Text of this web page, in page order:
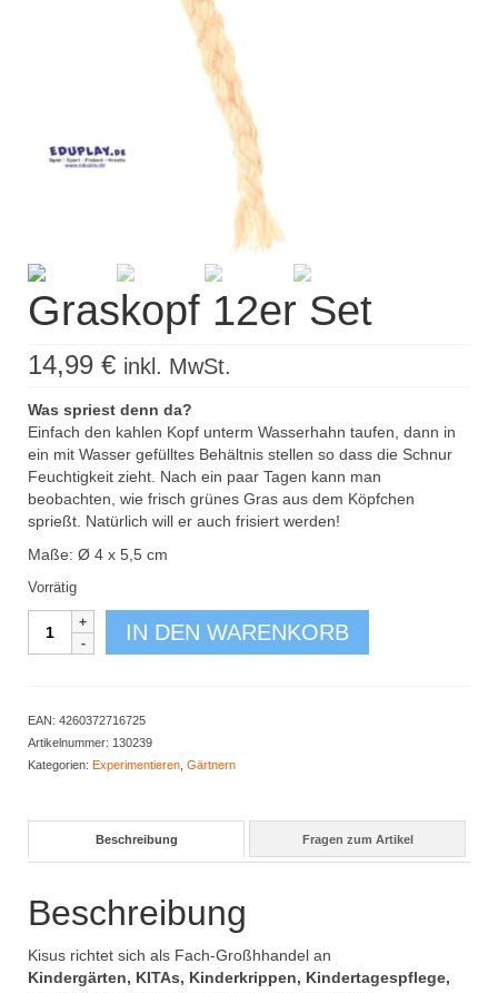
Graskopf 12er Set
14,99 € inkl. MwSt.
Was spriest denn da?
Einfach den kahlen Kopf unterm Wasserhahn taufen, dann in
ein mit Wasser gefülltes Behältnis stellen so dass die Schnur
Feuchtigkeit zieht. Nach ein paar Tagen kann man
beobachten, wie frisch grünes Gras aus dem Köpfchen
sprießt. Natürlich will er auch frisiert werden!
Maße: Ø 4 x 5,5 cm
Vorrätig
Graskopf
12er
IN DEN WARENKORB
EAN: 4260372716725
Artikelnummer: 130239
Kategorien: Experimentieren Gärtnern
Beschreibung Fragen zum Artikel
Beschreibung
Kisus richtet sich als Fach-Großhhandel an
Kindergärten, KITAs, Kinderkrippen, Kindertagespflege,